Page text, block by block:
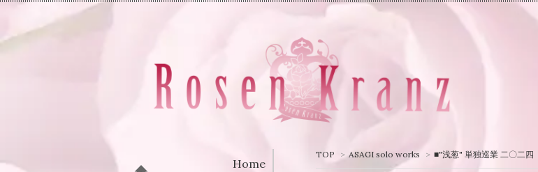
TOP > ASAGI solo works > ■"浅葱" 単独巡業 二〇二四
Home